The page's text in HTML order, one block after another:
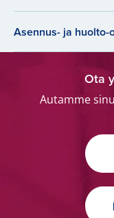
Asennus- ja huolto-
Ota
Autamme